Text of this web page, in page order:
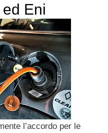
Eni
l’accordo per le